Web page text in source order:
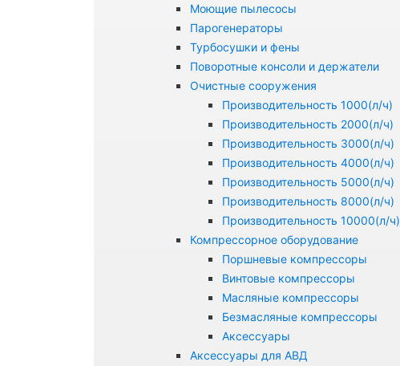
Моющие пылесосы
Парогенераторы
Турбосушки и фены
Поворотные консоли и держатели
Очистные сооружения
Производительность 1000(л/ч)
Производительность 2000(л/ч)
Производительность 3000(л/ч)
Производительность 4000(л/ч)
Производительность 5000(л/ч)
Производительность 8000(л/ч)
Производительность 10000(л/ч)
Компрессорное оборудование
Поршневые компрессоры
Винтовые компрессоры
Масляные компрессоры
Безмасляные компрессоры
Аксессуары
Аксессуары для АВД